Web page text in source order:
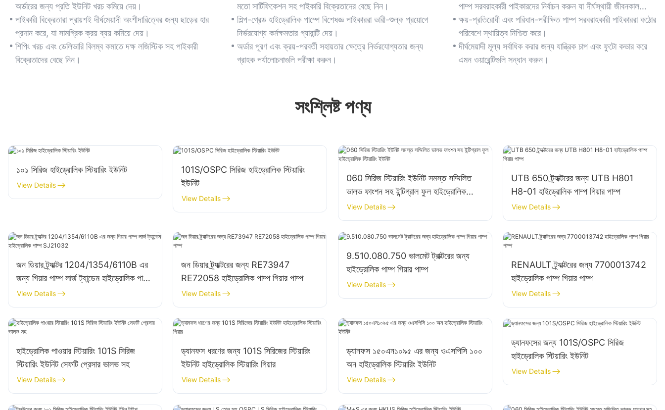
অর্ডারের জন্য প্রতি ইউনিট খরচ কমিয়ে দেয়।
পাইকারী বিক্রেতারা প্রায়শই দীর্ঘমেয়াদী অংশীদারিত্বের জন্য ছাড়ের হার
প্রদান করে, যা সামগ্রিক ক্রয় ব্যয় কমিয়ে দেয়।
শিপিং খরচ এবং ডেলিভারি বিলম্ব কমাতে দক্ষ লজিস্টিক সহ পাইকারী
বিক্রেতাদের বেছে নিন।
মতো সার্টিফিকেশন সহ পাইকারি বিক্রেতাদের বেছে নিন।
শিল্প-গ্রেড হাইড্রোলিক পাম্পে বিশেষজ্ঞ পাইকাররা ভারী-শুল্ক প্রয়োগে
নির্ভরযোগ্য কর্মক্ষমতার গ্যারান্টি দেয়।
অর্ডার পূরণ এবং ক্রয়-পরবর্তী সহায়তার ক্ষেত্রে নির্ভরযোগ্যতার জন্য
গ্রাহক পর্যালোচনাগুলি পরীক্ষা করুন।
পাম্প সরবরাহকারী পাইকারদের নির্বাচন করুন যা দীর্ঘস্থায়ী জীবনকাল
প্রদান করে।
ক্ষয়-প্রতিরোধী এবং পরিধান-পরীক্ষিত পাম্প সরবরাহকারী পাইকাররা কঠোর
পরিবেশে স্থায়িত্ব নিশ্চিত করে।
দীর্ঘমেয়াদী মূল্য সর্বাধিক করার জন্য যান্ত্রিক চাপ এবং ফুটো কভার করে
এমন ওয়ারেন্টিগুলি সন্ধান করুন।
সংশ্লিষ্ট পণ্য
১০১ সিরিজ হাইড্রোলিক স্টিয়ারিং ইউনিট
View Details
101S/OSPC সিরিজ হাইড্রোলিক স্টিয়ারিং
ইউনিট
View Details
060 সিরিজ স্টিয়ারিং ইউনিট সমস্ত সম্মিলিত
ভালভ ফাংশন সহ ইন্টিগ্রাল ফুল হাইড্রোলিক
স্টিয়ারিং ইউনিট
View Details
UTB 650 ট্র্যাক্টরের জন্য UTB H801
H8-01 হাইড্রোলিক পাম্প গিয়ার পাম্প
View Details
জন ডিয়ার ট্র্যাক্টর 1204/1354/6110B এর
জন্য গিয়ার পাম্প লার্জ ট্যান্ডেম হাইড্রোলিক পাম্প
SJ21032
View Details
জন ডিয়ার ট্র্যাক্টরের জন্য RE73947
RE72058 হাইড্রোলিক পাম্প গিয়ার পাম্প
View Details
9.510.080.750 ভালমেট ট্রাক্টরের জন্য
হাইড্রোলিক পাম্প গিয়ার পাম্প
View Details
RENAULT ট্র্যাক্টরের জন্য 7700013742
হাইড্রোলিক পাম্প গিয়ার পাম্প
View Details
হাইড্রোলিক পাওয়ার স্টিয়ারিং 101S সিরিজ
স্টিয়ারিং ইউনিট সেফটি প্রেসার ভালভ সহ
View Details
ড্যানফস ধরণের জন্য 101S সিরিজের স্টিয়ারিং
ইউনিট হাইড্রোলিক স্টিয়ারিং গিয়ার
View Details
ড্যানফস ১৫০এন১০৯৫ এর জন্য ওএসপিসি ১০০
অন হাইড্রোলিক স্টিয়ারিং ইউনিট
View Details
ড্যানফসের জন্য 101S/OSPC সিরিজ
হাইড্রোলিক স্টিয়ারিং ইউনিট
View Details